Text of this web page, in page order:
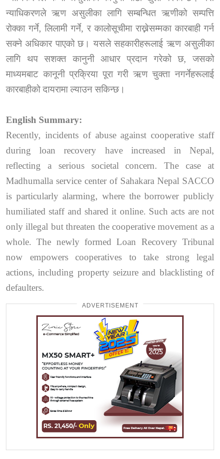
न्याधिकरणले ऋण असुलीका लागि सम्बन्धित ऋणीको सम्पत्ति
रोक्का गर्ने, लिलामी गर्ने, र कालोसूचीमा राख्नेसम्मका कारबाही गर्न
सक्ने अधिकार पाएको छ। यसले सहकारीहरूलाई ऋण असुलीका
लागि थप सशक्त कानुनी आधार प्रदान गरेको छ, जसको
माध्यमबाट कानूनी प्रक्रिया पूरा गरी ऋण चुक्ता नगर्नेहरूलाई
कारबाहीको दायरामा ल्याउन सकिन्छ।
English Summary:
Recently, incidents of abuse against cooperative staff
during loan recovery have increased in Nepal,
reflecting a serious societal concern. The case at
Madhumalla service center of Sahakara Nepal SACCO
is particularly alarming, where the borrower publicly
humiliated staff and shared it online. Such acts are not
only illegal but threaten the cooperative movement as a
whole. The newly formed Loan Recovery Tribunal
now empowers cooperatives to take strong legal
actions, including property seizure and blacklisting of
defaulters.
ADVERTISEMENT